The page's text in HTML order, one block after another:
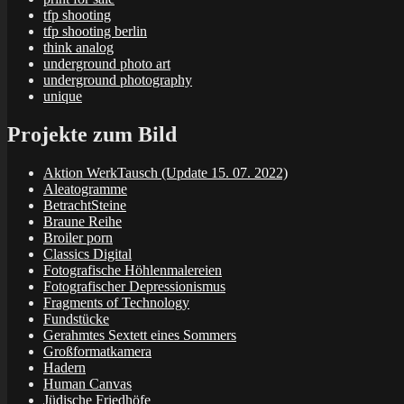
tfp shooting
tfp shooting berlin
think analog
underground photo art
underground photography
unique
Projekte zum Bild
Aktion WerkTausch (Update 15. 07. 2022)
Aleatogramme
BetrachtSteine
Braune Reihe
Broiler porn
Classics Digital
Fotografische Höhlenmalereien
Fotografischer Depressionismus
Fragments of Technology
Fundstücke
Gerahmtes Sextett eines Sommers
Großformatkamera
Hadern
Human Canvas
Jüdische Friedhöfe